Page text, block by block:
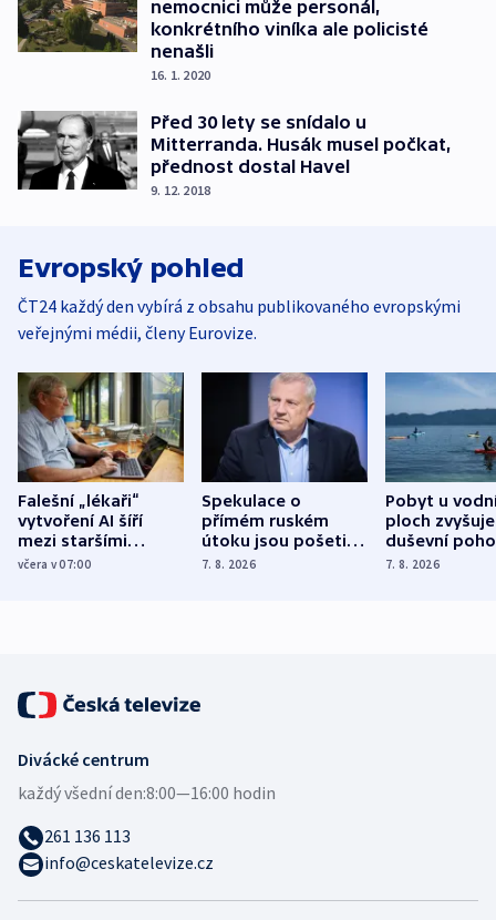
nemocnici může personál,
konkrétního viníka ale policisté
nenašli
16. 1. 2020
Před 30 lety se snídalo u
Mitterranda. Husák musel počkat,
přednost dostal Havel
9. 12. 2018
Evropský pohled
ČT24 každý den vybírá z obsahu publikovaného evropskými
veřejnými médii, členy Eurovize.
Falešní „lékaři“
vytvoření AI šíří
mezi staršími
Poláky nebezpečné
včera v 07:00
Spekulace o
přímém ruském
útoku jsou pošetilé,
míní estonský
7. 8. 2026
Pobyt u
ploch zvyšuje
duševní
ukázala
7. 8. 2026
Divácké centrum
každý všední den:8:00—16:00 hodin
261 136 113
info@ceskatelevize.cz